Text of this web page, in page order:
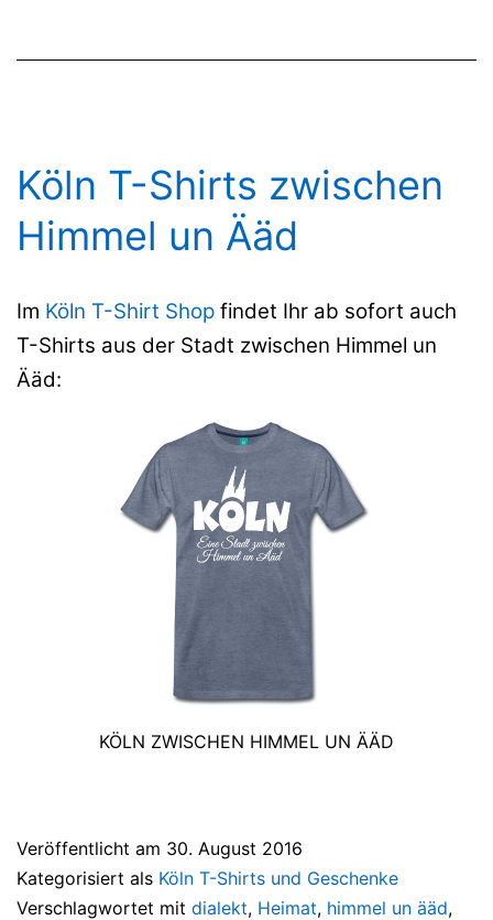
Köln T-Shirts zwischen
Himmel un Ääd
Im Köln T-Shirt Shop findet Ihr ab sofort auch
T-Shirts aus der Stadt zwischen Himmel un
Ääd:
KÖLN ZWISCHEN HIMMEL UN ÄÄD
Veröffentlicht am 30. August 2016
Kategorisiert als Köln T-Shirts und Geschenke
Verschlagwortet mit dialekt, Heimat, himmel un ääd,